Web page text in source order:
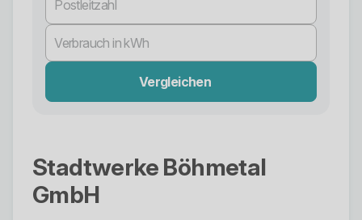
Vergleichen
Stadtwerke Böhmetal
GmbH